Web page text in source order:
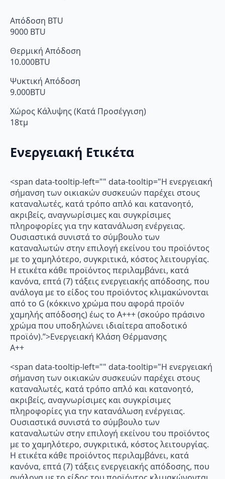
Απόδοση BTU
9000 BTU
Θερμική Απόδοση
10.000BTU
Ψυκτική Απόδοση
9.000BTU
Χώρος Κάλυψης (Κατά Προσέγγιση)
18τμ
Ενεργειακή Ετικέτα
<span data-tooltip-left="" data-tooltip="Η ενεργειακή
σήμανση των οικιακών συσκευών παρέχει στους
καταναλωτές, κατά τρόπο απλό και κατανοητό,
ακριβείς, αναγνωρίσιμες και συγκρίσιμες
πληροφορίες για την κατανάλωση ενέργειας.
Ουσιαστικά συνιστά το σύμβουλο των
καταναλωτών στην επιλογή εκείνου του προϊόντος
με το χαμηλότερο, συγκριτικά, κόστος λειτουργίας.
Η ετικέτα κάθε προϊόντος περιλαμβάνει, κατά
κανόνα, επτά (7) τάξεις ενεργειακής απόδοσης, που
ανάλογα με το είδος του προϊόντος κλιμακώνονται
από το G (κόκκινο χρώμα που αφορά προϊόν
χαμηλής απόδοσης) έως το Α+++ (σκούρο πράσινο
χρώμα που υποδηλώνει ιδιαίτερα αποδοτικό
προϊόν).”>Ενεργειακή Κλάση Θέρμανσης
A++
<span data-tooltip-left="" data-tooltip="Η ενεργειακή
σήμανση των οικιακών συσκευών παρέχει στους
καταναλωτές, κατά τρόπο απλό και κατανοητό,
ακριβείς, αναγνωρίσιμες και συγκρίσιμες
πληροφορίες για την κατανάλωση ενέργειας.
Ουσιαστικά συνιστά το σύμβουλο των
καταναλωτών στην επιλογή εκείνου του προϊόντος
με το χαμηλότερο, συγκριτικά, κόστος λειτουργίας.
Η ετικέτα κάθε προϊόντος περιλαμβάνει, κατά
κανόνα, επτά (7) τάξεις ενεργειακής απόδοσης, που